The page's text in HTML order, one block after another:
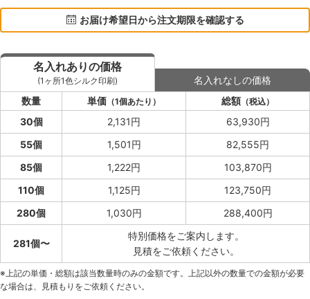
お届け希望日から注文期限を確認する
名入れありの価格
(1ヶ所1色シルク印刷)
名入れなしの価格
数量
単価 （1個あたり） 総額 （税込）
30個 2,131円
63,930円
55個
1,501円
82,555円
85個
1,222円
103,870円
110個
1,125円
123,750円
280個
1,030円 288,400円
281個〜
特別価格をご案内します。
見積をご依頼ください。
※上記の単価・総額は該当数量時のみの金額です。上記以外の数量での金額が必要
な場合は、見積もりをご依頼ください。